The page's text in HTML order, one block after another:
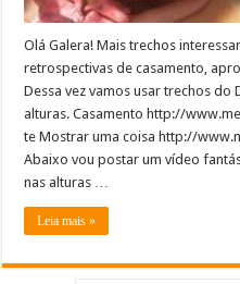
Olá Galera! Mais trechos
retrospectivas de casamento,
Dessa vez vamos usar trechos do
alturas. Casamento http://
te Mostrar uma coisa http://
Abaixo vou postar um vídeo
nas alturas …
Leia mais »